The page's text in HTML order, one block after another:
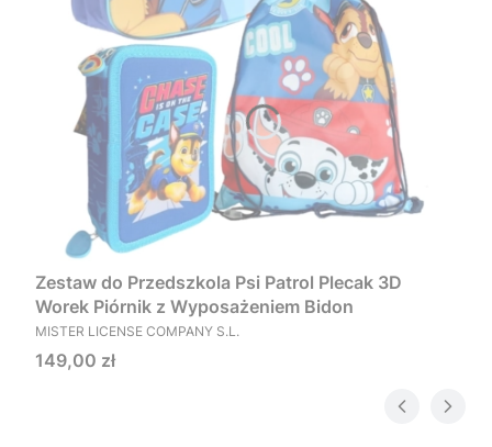
Zestaw do Przedszkola Psi Patrol Plecak 3D
Worek Piórnik z Wyposażeniem Bidon
PRODUCENT
MISTER LICENSE COMPANY S.L.
Cena
149,00 zł